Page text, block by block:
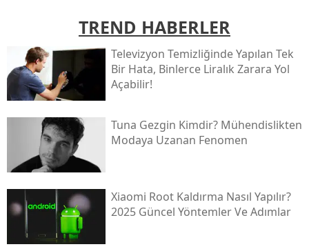
TREND HABERLER
Televizyon Temizliğinde Yapılan Tek
Bir Hata, Binlerce Liralık Zarara Yol
Açabilir!
Tuna Gezgin Kimdir? Mühendislikten
Modaya Uzanan Fenomen
Xiaomi Root Kaldırma Nasıl Yapılır?
2025 Güncel Yöntemler Ve Adımlar